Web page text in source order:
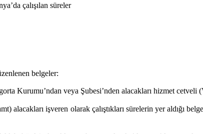
çalışılan süreler
belgeler:
Kurumu’ndan veya Şubesi’nden alacakları hizmet
alacakları işveren olarak çalıştıkları sürelerin yer